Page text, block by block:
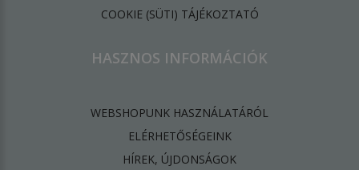
​COOKIE (SÜTI) TÁJÉKOZTATÓ
HASZNOS INFORMÁCIÓK
WEBSHOPUNK HASZNÁLATÁRÓL
ELÉRHETŐSÉGEINK
HÍREK, ÚJDONSÁGOK